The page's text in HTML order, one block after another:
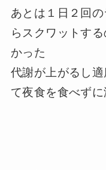
あとは１日２回
らスクワットす
かった
代謝が上がるし
て夜食を食べず